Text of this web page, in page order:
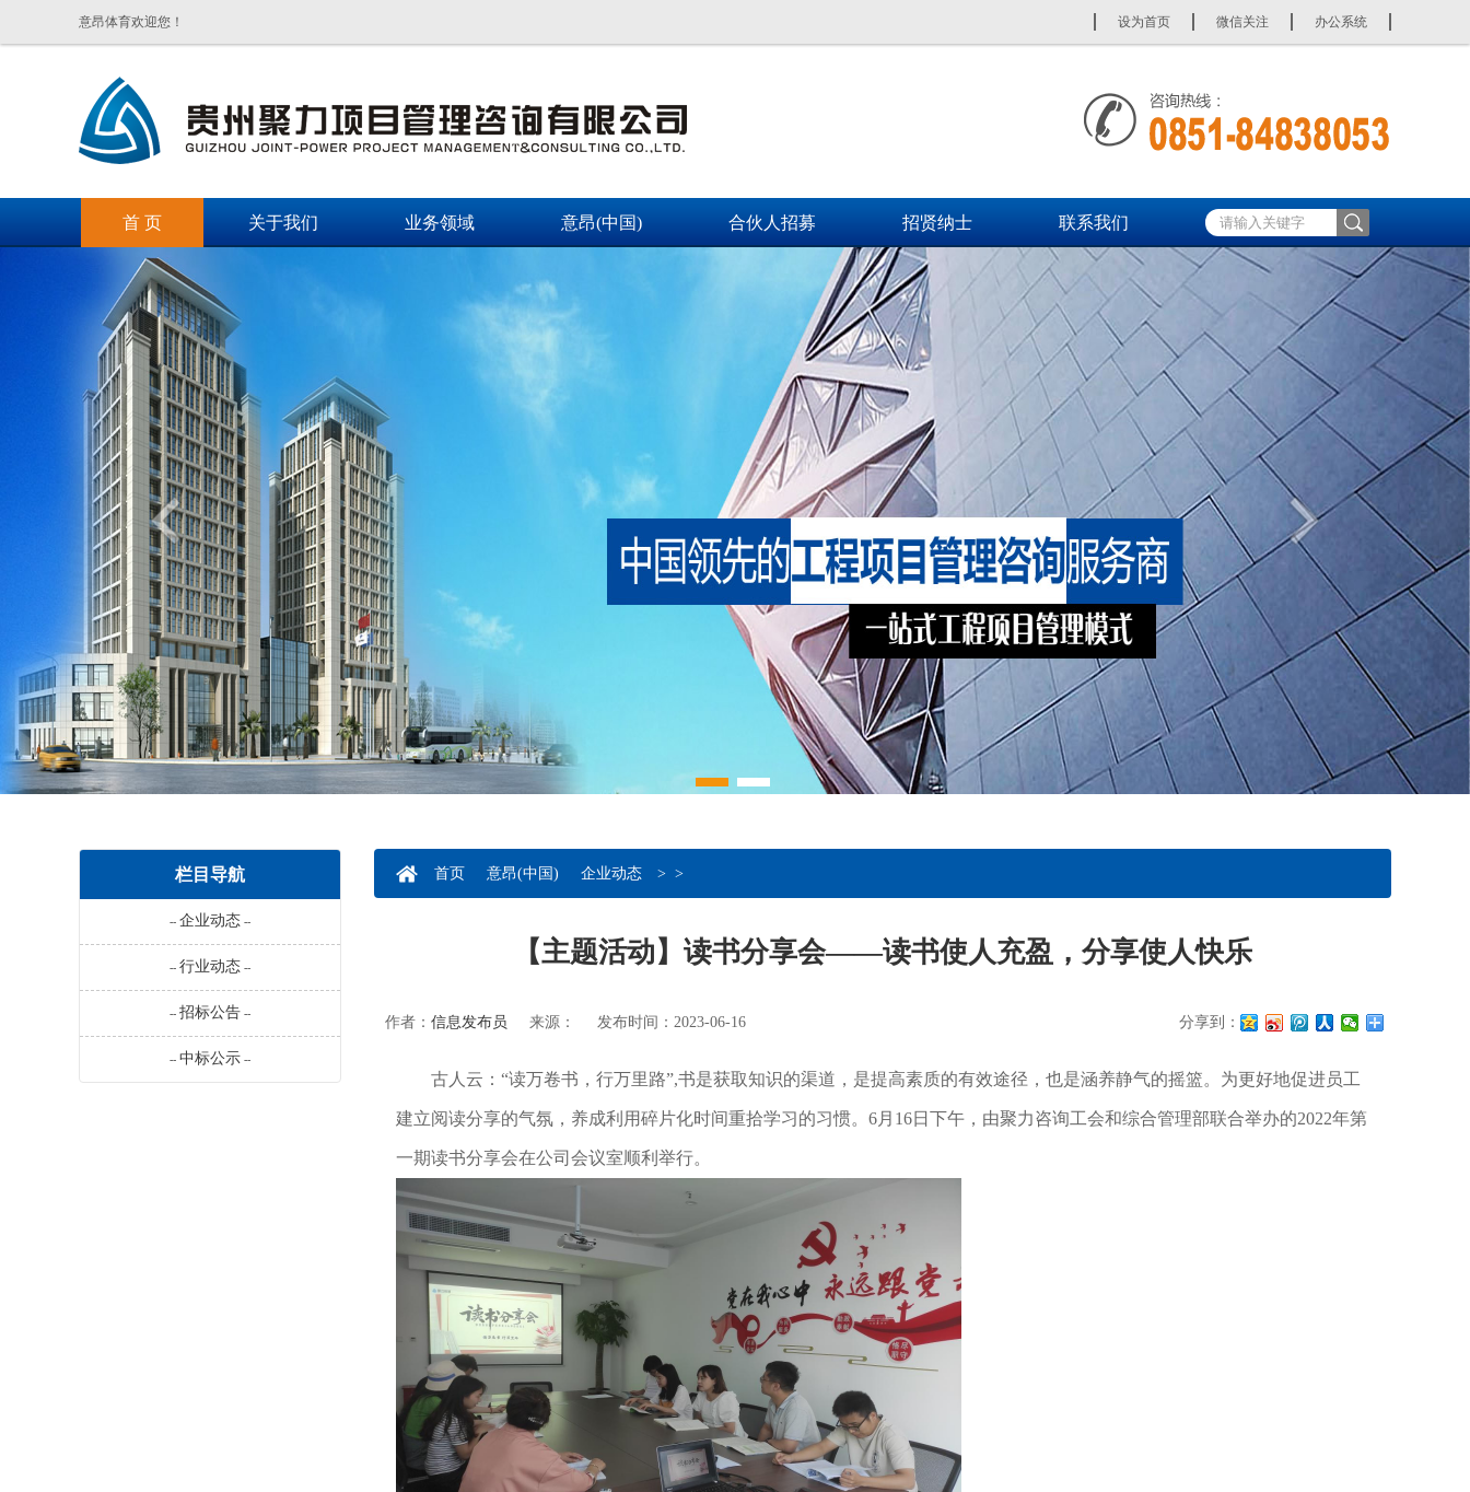
意昂体育欢迎您！ 设为首页 微信关注 办公系统
首 页 关于我们 业务领域 意昂(中国) 合伙人招募 招贤纳士 联系我们
栏目导航
-- 企业动态 --
-- 行业动态 --
-- 招标公告 --
-- 中标公示 --
首页 >
意昂(中国) >
企业动态
【主题活动】读书分享会——读书使人充盈，分享使人快乐
作者： 信息发布员 来源： 发布时间：2023-06-16 分享到：
古人云：“读万卷书，行万里路”,书是获取知识的渠道，是提高素质的有效途径，也是涵养静气的摇篮。为更好地促进员工
建立阅读分享的气氛，养成利用碎片化时间重拾学习的习惯。6月16日下午，由聚力咨询工会和综合管理部联合举办的2022年第
一期读书分享会在公司会议室顺利举行。